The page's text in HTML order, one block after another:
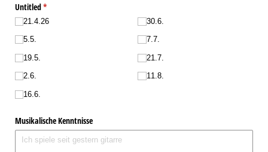
Untitled*
(erforderlich)
21.4.26
5.5.
19.5.
2.6.
16.6.
30.6.
7.7.
21.7.
11.8.
Musikalische Kenntnisse